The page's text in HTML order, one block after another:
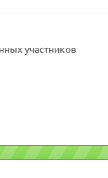
участников